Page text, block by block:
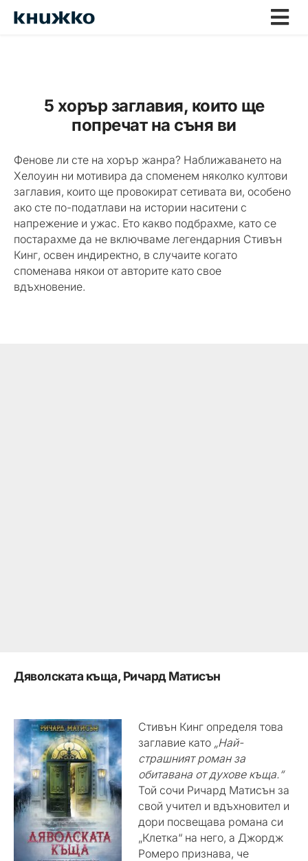
5 хорър заглавия, които ще
попречат на съня ви
Фенове ли сте на хорър жанра? Наближаването на
Хелоуин ни мотивира да споменем няколко култови
заглавия, които ще провокират сетивата ви, особено
ако сте по-податлави на истории наситени с
напрежение и ужас. Ето какво подбрахме, като се
постарахме да не включваме легендарния Стивън
Кинг, освен индиректно, в случаите когато
споменава някои от авторите като свое
вдъхновение.
Дяволската къща, Ричард Матисън
Стивън Кинг определя това
заглавие като „Най-
страшният роман за
обитавана от духове къща.“
Той сочи Ричард Матисън за
свой учител и вдъхновител и
дори посвещава романа си
„Клетка“ на него, а Джордж
Ромеро признава, че